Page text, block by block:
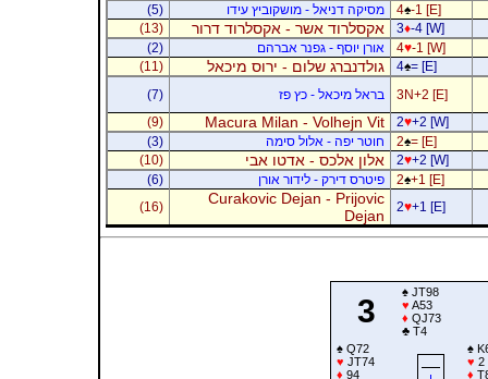
4♠-1 [E] מסיקה דניאל - מושקוביץ עידו
(5)
3♦-4 [W] אקסלרוד אשר - אקסלרוד דרור
(13)
4♥-1 [W] אורן יוסף - גפנר אברהם
(2)
4♠= [E] גולדנברג שלום - ירוס מיכאל
(11)
3N+2 [E]
בראל מיכאל - כץ פז
(7)
2♥+2 [W]
Macura Milan - Volhejn Vit
(9)
2♠= [E] חוטר יפה - אלול סימה
(3)
2♥+2 [W] אלון אלכס - אדטו אבי
(10)
2♠+1 [E] פיטרס דירק - לידור אורן
(6)
2♥+1 [E]
Curakovic Dejan - Prijovic
Dejan
(16)
3
♠JT98
♥ A53
♦ QJ73
♣T4
♠Q72
♥ JT74
♦ 94
♠
♥ 2
♦